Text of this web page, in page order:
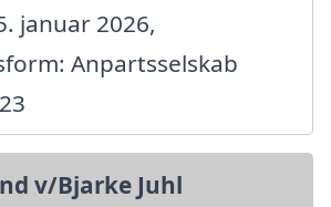
januar 2026,
Anpartsselskab
v/Bjarke Juhl